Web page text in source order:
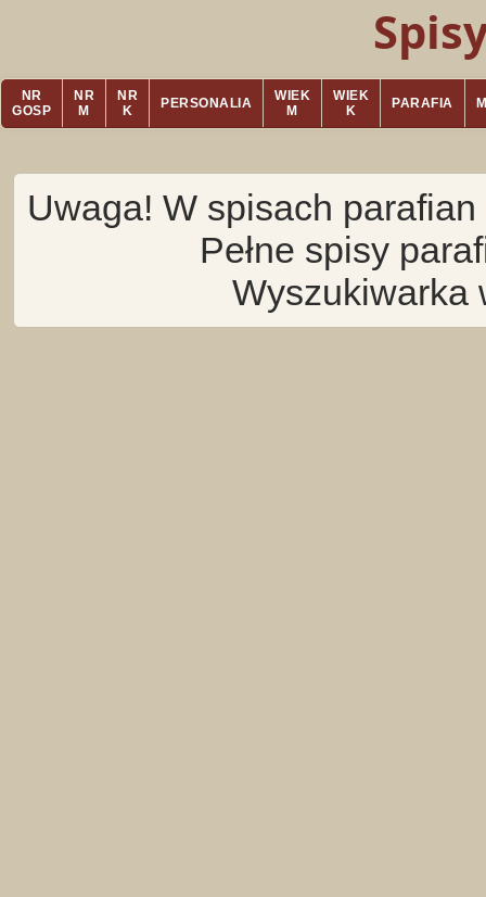
NR
GOSP
NR
M
NR
K
PERSONALIA
WIEK
M
WIEK
K
PARAFIA
Uwaga! W spisach
Pełne spisy
Wyszukiwarka